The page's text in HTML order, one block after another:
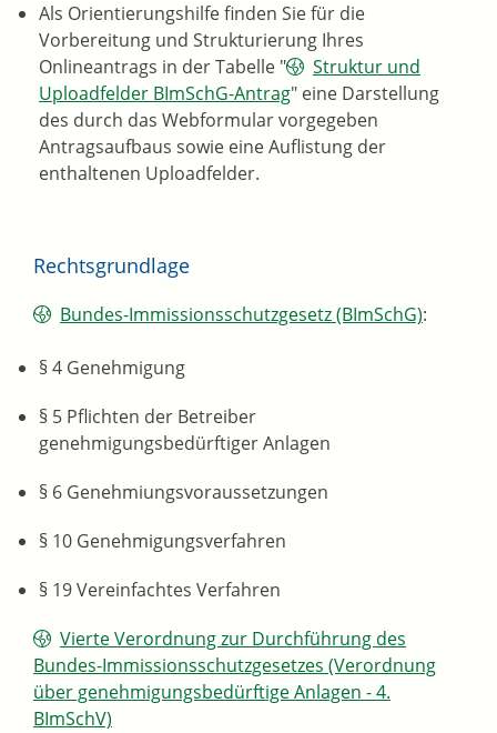
Als Orientierungshilfe finden Sie für die
Vorbereitung und Strukturierung Ihres
Onlineantrags in der Tabelle "
Struktur und
Uploadfelder BImSchG-Antrag" eine Darstellung
des durch das Webformular vorgegeben
Antragsaufbaus sowie eine Auflistung der
enthaltenen Uploadfelder.
Rechtsgrundlage
Bundes-Immissionsschutzgesetz (BImSchG):
§ 4 Genehmigung
§ 5 Pflichten der Betreiber
genehmigungsbedürftiger Anlagen
§ 6 Genehmiungsvoraussetzungen
§ 10 Genehmigungsverfahren
§ 19 Vereinfachtes Verfahren
Vierte Verordnung zur Durchführung des
Bundes-Immissionsschutzgesetzes (Verordnung
über genehmigungsbedürftige Anlagen - 4.
BImSchV)